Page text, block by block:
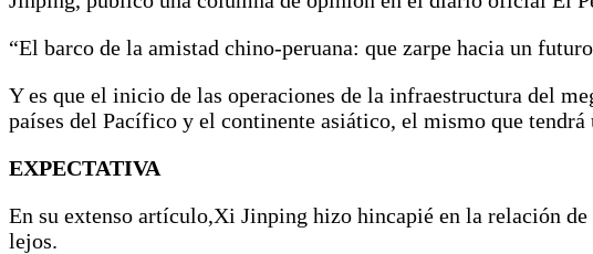
“El barco de la amistad chino-peruana: que zarpe hacia un
Y es que el inicio de las operaciones de la infraestructura del
países del Pacífico y el continente asiático, el mismo que
EXPECTATIVA
En su extenso artículo,Xi Jinping hizo hincapié en la relación
lejos.